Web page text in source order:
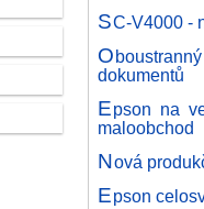
SC-V4000 -
O
dokumentů
Epson na
maloobchod
Nová
Epson